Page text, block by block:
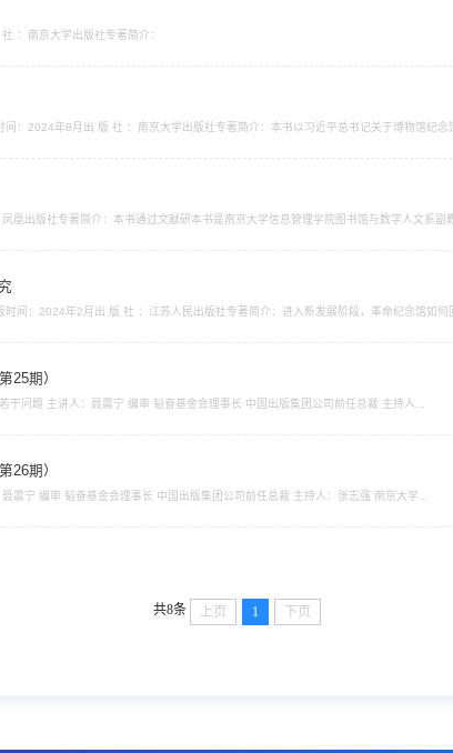
：南京大学出版社专著简介：
：2024年8月出 版 社 ：南京大学出版社专著简介：本书以习近平总书记关于博物馆纪
凰出版社专著简介：本书通过文献研本书是南京大学信息管理学院图书馆与数字人文系
间：2024年2月出 版 社 ：江苏人民出版社专著简介：进入新发展阶段，革命纪念馆如
25期）
出版论坛第25期 题目：当前出版理论研究的若干问题 主讲人：聂震宁 编审 韬奋基金会理事长 中国出版集团公司前任总裁 主持人...
26期）
出版论坛第26期 题目：出版的悖论 主讲人：聂震宁 编审 韬奋基金会理事长 中国出版集团公司前任总裁 主持人：张志强 南京大学...
共8条 上页 1 下页